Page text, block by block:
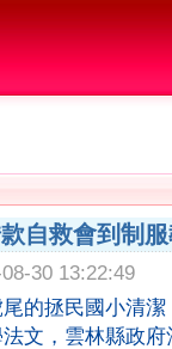
自救會到制
30 13:22:49
的拯民國小清
文，雲林縣政